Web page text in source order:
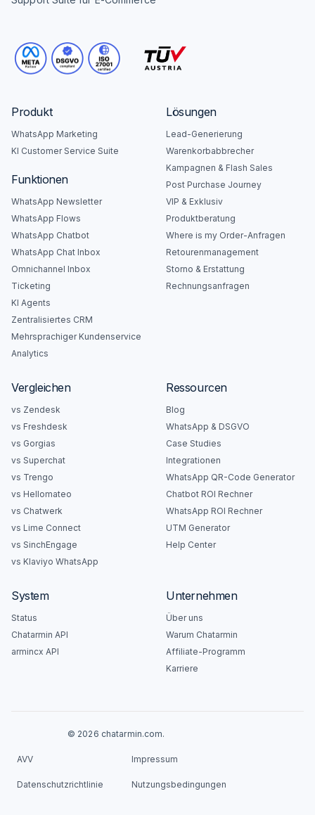
Produkt
WhatsApp Marketing
KI Customer Service Suite
Funktionen
WhatsApp Newsletter
WhatsApp Flows
WhatsApp Chatbot
WhatsApp Chat Inbox
Omnichannel Inbox
Ticketing
KI Agents
Zentralisiertes CRM
Mehrsprachiger Kundenservice
Analytics
Lösungen
Lead-Generierung
Warenkorbabbrecher
Kampagnen & Flash Sales
Post Purchase Journey
VIP & Exklusiv
Produktberatung
Where is my Order-Anfragen
Retourenmanagement
Storno & Erstattung
Rechnungsanfragen
Vergleichen
vs Zendesk
vs Freshdesk
vs Gorgias
vs Superchat
vs Trengo
vs Hellomateo
vs Chatwerk
vs Lime Connect
vs SinchEngage
vs Klaviyo WhatsApp
Ressourcen
Blog
WhatsApp & DSGVO
Case Studies
Integrationen
WhatsApp QR-Code Generator
Chatbot ROI Rechner
WhatsApp ROI Rechner
UTM Generator
Help Center
System
Status
Chatarmin API
armincx API
Unternehmen
Über uns
Warum Chatarmin
Affiliate-Programm
Karriere
© 2026 chatarmin.com.
AVV Impressum
Datenschutzrichtlinie Nutzungsbedingungen